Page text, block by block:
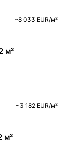
~8 033 EUR/м²
м²
~3 182 EUR/м²
м²